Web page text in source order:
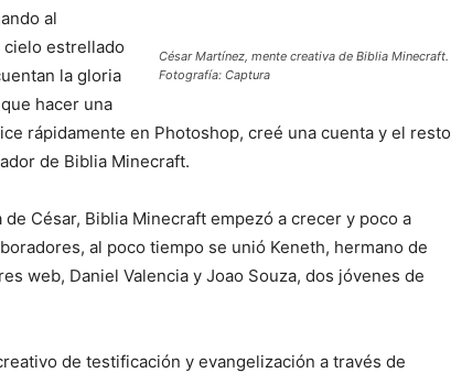
César Martínez, mente creativa de Biblia Minecraft.
Fotografía: Captura
al
cielo estrellado
la gloria
hacer una
rápidamente en Photoshop, creé una cuenta y el resto
de Biblia Minecraft.
César, Biblia Minecraft empezó a crecer y poco a
al poco tiempo se unió Keneth, hermano de
web, Daniel Valencia y Joao Souza, dos jóvenes de
de testificación y evangelización a través de